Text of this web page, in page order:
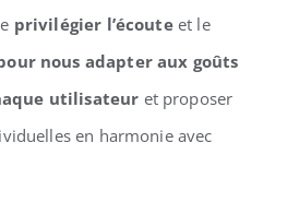
privilégier l’écouteet le
nous adapter aux goûts
utilisateur et proposer
en harmonie avec